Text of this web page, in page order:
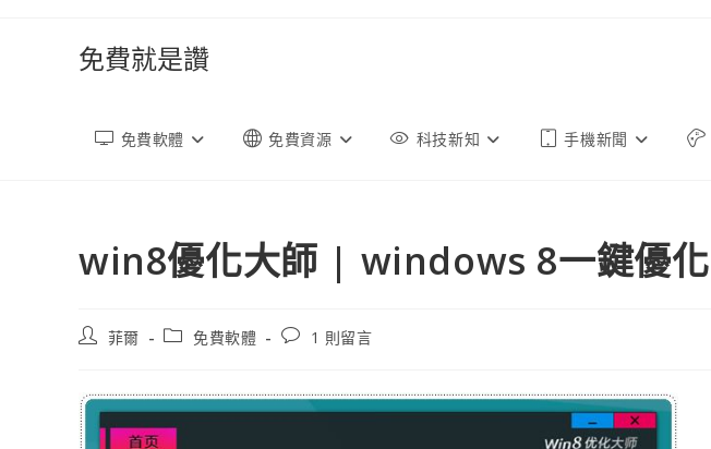
免費就是讚
免費軟體 免費資源 科技新知 手機新聞
win8優化大師 | windows 8一鍵優化
文
者:
菲爾
文
別:
免費軟體
文
論：
1 則留言